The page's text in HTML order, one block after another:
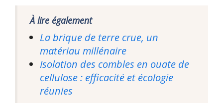
À lire également
La brique de terre crue, un
matériau millénaire
Isolation des combles en ouate de
cellulose : efficacité et écologie
réunies